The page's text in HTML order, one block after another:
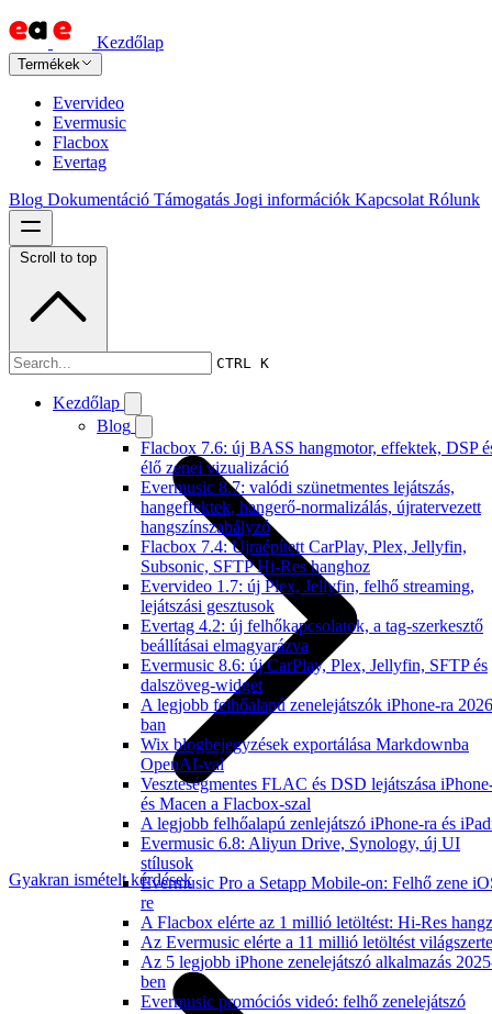
Kezdőlap
Termékek
Evervideo
Evermusic
Flacbox
Evertag
Blog Dokumentáció Támogatás Jogi információk Kapcsolat Rólunk
CTRL K
Kezdőlap
Blog
Flacbox 7.6: új BASS hangmotor, effektek, DSP
élő zenei vizualizáció
Evermusic 8.7: valódi szünetmentes lejátszás,
hangeffektek, hangerő-normalizálás, újratervezett
hangszínszabályzó
Flacbox 7.4: Újraépített CarPlay, Plex, Jellyfin,
Subsonic, SFTP Hi-Res hanghoz
Evervideo 1.7: új Plex, Jellyfin, felhő streaming,
lejátszási gesztusok
Evertag 4.2: új felhőkapcsolatok, a tag-szerkesztő
beállításai elmagyarázva
Evermusic 8.6: új CarPlay, Plex, Jellyfin, SFTP és
dalszöveg-widget
A legjobb felhőalapú zenelejátszók iPhone-ra
ban
Wix blogbejegyzések exportálása Markdownba
OpenAI-val
Veszteségmentes FLAC és DSD lejátszása
és Macen a Flacbox-szal
A legjobb felhőalapú zenlejátszó iPhone-ra és
Evermusic 6.8: Aliyun Drive, Synology, új UI
stílusok
Evermusic Pro a Setapp Mobile-on: Felhő zene
re
A Flacbox elérte az 1 millió letöltést: Hi-Res
Az Evermusic elérte a 11 millió letöltést világszerte
Az 5 legjobb iPhone zenelejátszó alkalmazás
ben
Evermusic promóciós videó: felhő zenelejátszó
Scroll to top
Dokumentáció
Gyakran ismételt kérdések